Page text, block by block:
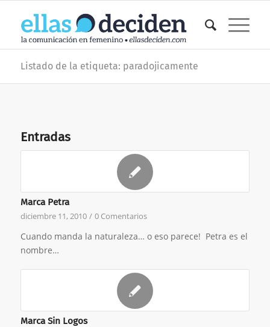
Listado de la etiqueta: paradojicamente
Entradas
Marca Petra
diciembre 11, 2010 / 0 Comentarios
Cuando manda la naturaleza… o eso parece! Petra es el
nombre…
Marca Sin Logos